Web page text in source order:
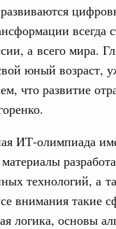
всегда
а всего мира.
юный возраст,
что развитие
ИТ-олимпиада
технологий, а
внимания такие
логика, основы
заседание
образование
колледжей и